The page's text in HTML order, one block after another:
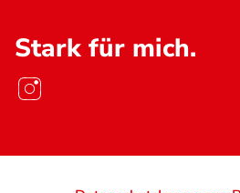
Stark für mich.